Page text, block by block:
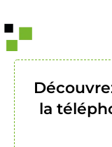
la